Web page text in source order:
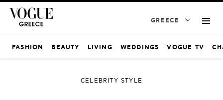
GREECE
FASHION BEAUTY LIVING WEDDINGS VOGUE TV
CELEBRITY STYLE